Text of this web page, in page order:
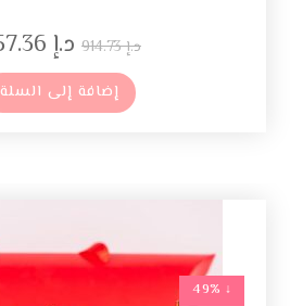
د.إ914.73 د.إ
إضافة إلى السلة
↓ 49%